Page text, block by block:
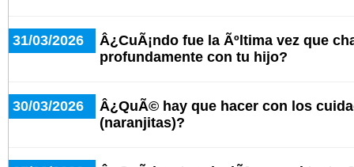
31/03/2026
Â¿CuÃ¡ndo fue la Ãºltima vez que
profundamente con tu hijo?
30/03/2026
Â¿QuÃ© hay que hacer con los
(naranjitas)?